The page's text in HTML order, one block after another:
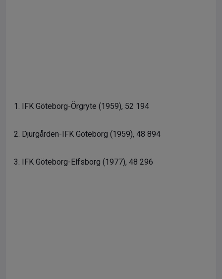
1. IFK Göteborg-Örgryte (1959), 52 194
2. Djurgården-IFK Göteborg (1959), 48 894
3. IFK Göteborg-Elfsborg (1977), 48 296